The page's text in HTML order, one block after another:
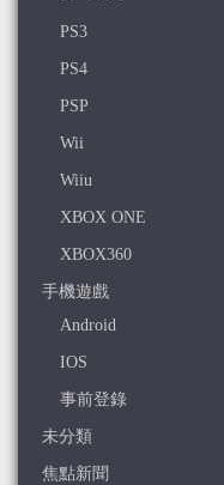
PS3
PS4
PSP
Wii
Wiiu
XBOX ONE
XBOX360
手機遊戲
Android
IOS
事前登錄
未分類
焦點新聞